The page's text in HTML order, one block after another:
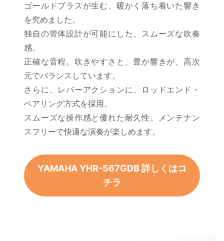
ゴールドブラスが生む、暖かく落ち着いた響き
を究めました。
独自の管体設計が可能にした、スムーズな吹奏
感。
正確な音程。吹きやすさと、豊か響きが、高次
元でバランスしています。
さらに、レバーアクションに、ロッドエンド・
ベアリング方式を採用。
スムーズな操作感と優れた耐久性。メンテナン
スフリーで快適な演奏が楽しめます。
YAMAHA YHR-567GDB 詳しくはコ
チラ